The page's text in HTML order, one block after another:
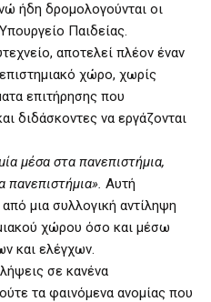
ήδη δρομολογούνται οι
Παιδείας.
αποτελεί πλέον έναν
χώρο, χωρίς
επιτήρησης που
διδάσκοντες να εργάζονται
μέσα στα πανεπιστήμια,
πανεπιστήμια». Αυτή
μια συλλογική αντίληψη
χώρου όσο και μέσω
και ελέγχων.
σε κανένα
τα φαινόμενα ανομίας που